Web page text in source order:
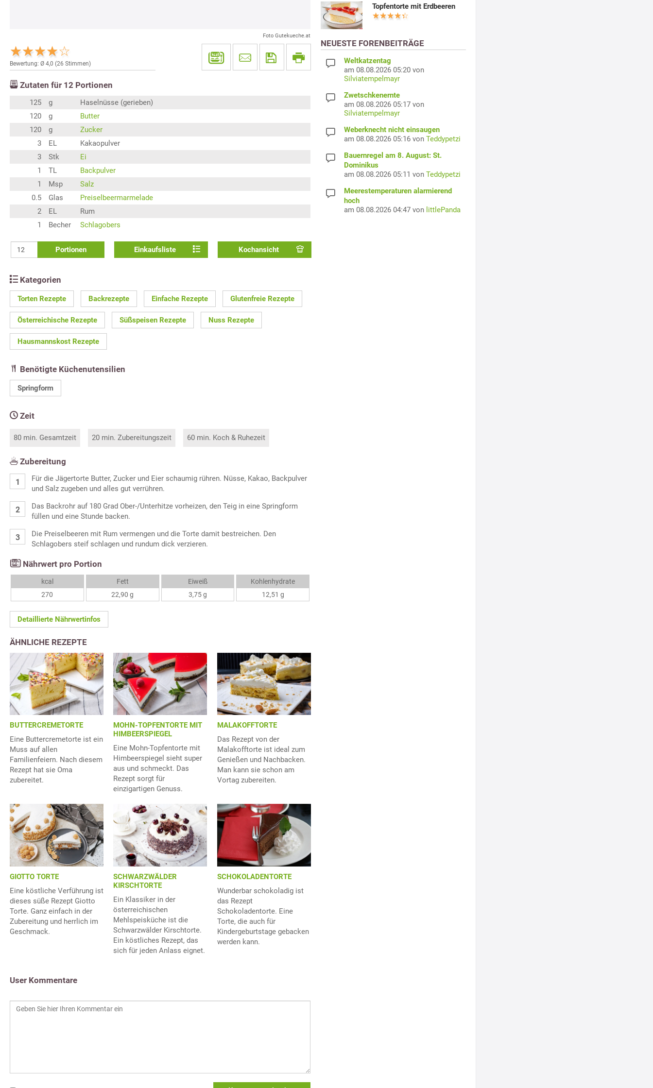
Foto Gutekueche.at
Bewertung: Ø 4,0 (26 Stimmen)
Zutaten für 12 Portionen
125 g
Haselnüsse (gerieben)
120
g
Butter
120
g
Zucker
3
EL
Kakaopulver
3
Stk
Ei
1
TL
Backpulver
1
Msp
Salz
0.5
Glas
Preiselbeermarmelade
2
EL
Rum
1
Becher Schlagobers
Portionen Einkaufsliste Kochansicht
Kategorien
Torten Rezepte Backrezepte Einfache Rezepte Glutenfreie Rezepte
Österreichische Rezepte Süßspeisen Rezepte Nuss Rezepte
Hausmannskost Rezepte
Benötigte Küchenutensilien
Springform
Zeit
80 min. Gesamtzeit 20 min. Zubereitungszeit 60 min. Koch & Ruhezeit
Zubereitung
Für die Jägertorte Butter, Zucker und Eier schaumig rühren. Nüsse, Kakao, Backpulver
und Salz zugeben und alles gut verrühren.
Das Backrohr auf 180 Grad Ober-/Unterhitze vorheizen, den Teig in eine Springform
füllen und eine Stunde backen.
Die Preiselbeeren mit Rum vermengen und die Torte damit bestreichen. Den
Schlagobers steif schlagen und rundum dick verzieren.
Nährwert pro Portion
kcal
270
Fett
22,90 g
Eiweiß
3,75 g
Kohlenhydrate
12,51 g
Detaillierte Nährwertinfos
ÄHNLICHE REZEPTE
BUTTERCREMETORTE
Eine Buttercremetorte ist ein
Muss auf allen
Familienfeiern. Nach diesem
Rezept hat sie Oma
zubereitet.
MOHN-TOPFENTORTE MIT
HIMBEERSPIEGEL
Eine Mohn-Topfentorte mit
Himbeerspiegel sieht super
aus und schmeckt. Das
Rezept sorgt für
einzigartigen Genuss.
MALAKOFFTORTE
Das Rezept von der
Malakofftorte ist ideal zum
Genießen und Nachbacken.
Man kann sie schon am
Vortag zubereiten.
GIOTTO TORTE
Eine köstliche Verführung ist
dieses süße Rezept Giotto
Torte. Ganz einfach in der
Zubereitung und herrlich im
Geschmack.
SCHWARZWÄLDER
KIRSCHTORTE
Ein Klassiker in der
österreichischen
Mehlspeisküche ist die
Schwarzwälder Kirschtorte.
Ein köstliches Rezept, das
sich für jeden Anlass eignet.
SCHOKOLADENTORTE
Wunderbar schokoladig ist
das Rezept
Schokoladentorte. Eine
Torte, die auch für
Kindergeburtstage gebacken
werden kann.
User Kommentare
Topfentorte mit Erdbeeren
NEUESTE FORENBEITRÄGE
Weltkatzentag
am 08.08.2026 05:20 von
Silviatempelmayr
Zwetschkenernte
am 08.08.2026 05:17 von
Silviatempelmayr
Weberknecht nicht einsaugen
am 08.08.2026 05:16 von Teddypetzi
Bauernregel am 8. August: St.
Dominikus
am 08.08.2026 05:11 von Teddypetzi
Meerestemperaturen alarmierend
hoch
am 08.08.2026 04:47 von littlePanda